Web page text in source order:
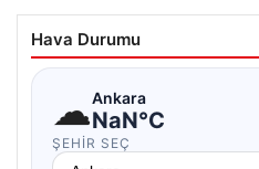
Hava Durumu
☁Ankara
NaN°C
ŞEHIR SEÇ